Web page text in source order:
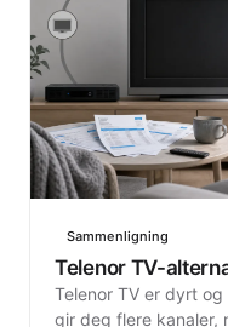
Sammenligning
Telenor TV-
Telenor TV er dyrt
gir deg flere kanaler,